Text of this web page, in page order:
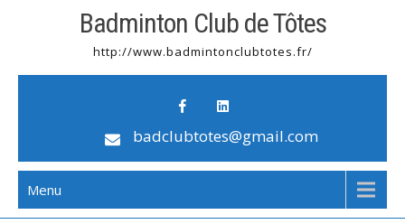
Badminton Club de Tôtes
http://www.badmintonclubtotes.fr/
badclubtotes@gmail.com
Menu